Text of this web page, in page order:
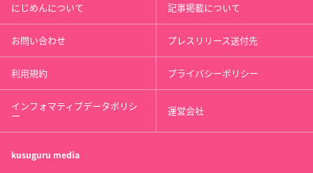
にじめんについて 記事掲載について
お問い合わせ プレスリリース送付先
利用規約 プライバシーポリシー
インフォマティブデータポリシ
ー 運営会社
kusuguru media